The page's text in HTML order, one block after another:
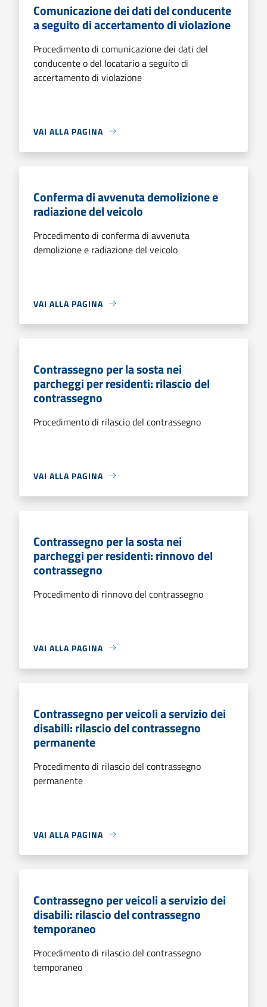
Comunicazione dei dati del conducente
a seguito di accertamento di violazione
Procedimento di comunicazione dei dati del
conducente o del locatario a seguito di
accertamento di violazione
VAI ALLA PAGINA
Conferma di avvenuta demolizione e
radiazione del veicolo
Procedimento di conferma di avvenuta
demolizione e radiazione del veicolo
VAI ALLA PAGINA
Contrassegno per la sosta nei
parcheggi per residenti: rilascio del
contrassegno
Procedimento di rilascio del contrassegno
VAI ALLA PAGINA
Contrassegno per la sosta nei
parcheggi per residenti: rinnovo del
contrassegno
Procedimento di rinnovo del contrassegno
VAI ALLA PAGINA
Contrassegno per veicoli a servizio dei
disabili: rilascio del contrassegno
permanente
Procedimento di rilascio del contrassegno
permanente
VAI ALLA PAGINA
Contrassegno per veicoli a servizio dei
disabili: rilascio del contrassegno
temporaneo
Procedimento di rilascio del contrassegno
temporaneo